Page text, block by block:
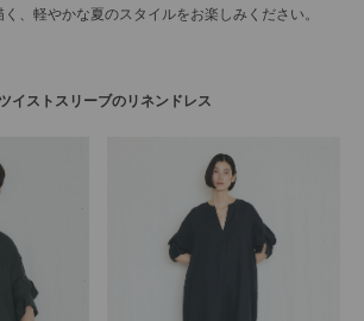
、軽やかな夏のスタイルをお楽しみください。
ツイストスリーブのリネンドレス